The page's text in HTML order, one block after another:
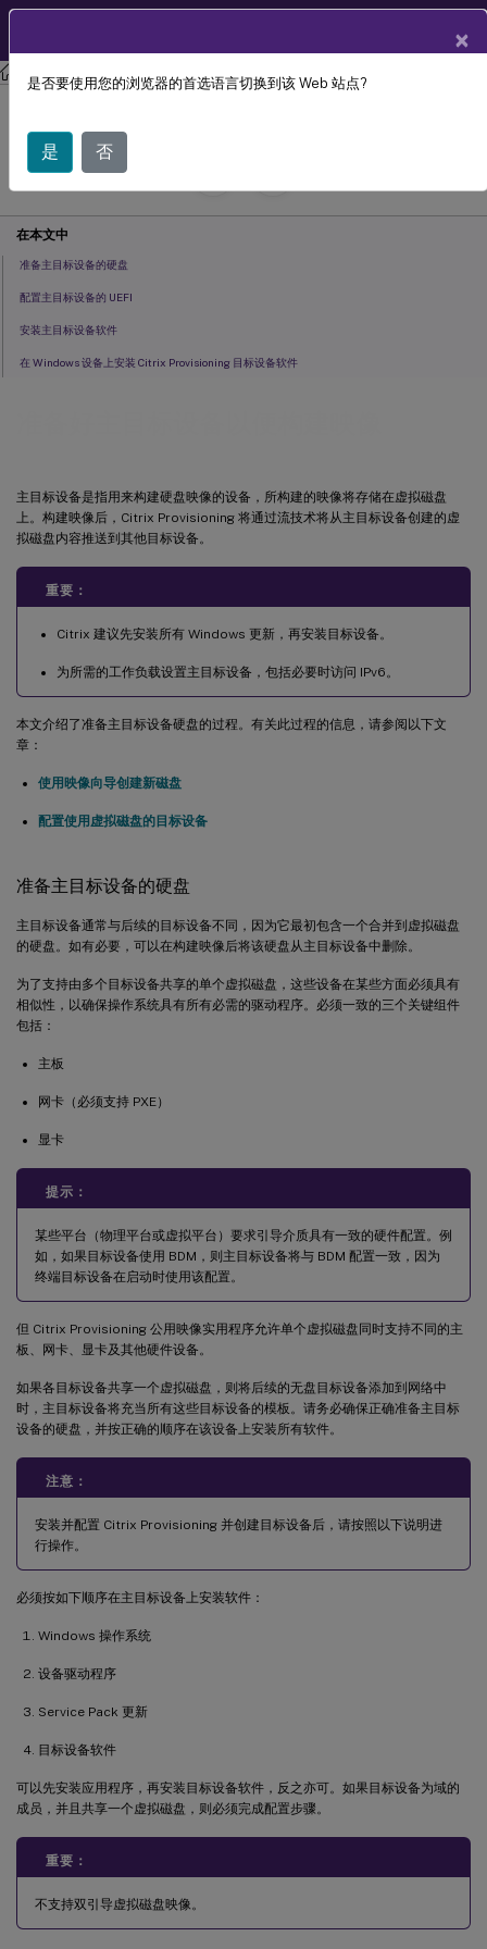
Citrix Provisioning Citrix Provisioning 2402 LTSR
主目标设备是指用来构建硬盘映像的设备，所构建的映像将存储在虚拟磁盘
上。构建映像后，Citrix Provisioning 将通过流技术将从主目标设备创建的虚
拟磁盘内容推送到其他目标设备。
重要：
Citrix 建议先安装所有 Windows 更新，再安装目标设备。
为所需的工作负载设置主目标设备，包括必要时访问 IPv6。
本文介绍了准备主目标设备硬盘的过程。有关此过程的信息，请参阅以下文
章：
使用映像向导创建新磁盘
配置使用虚拟磁盘的目标设备
准备主目标设备的硬盘
主目标设备通常与后续的目标设备不同，因为它最初包含一个合并到虚拟磁盘
的硬盘。如有必要，可以在构建映像后将该硬盘从主目标设备中删除。
为了支持由多个目标设备共享的单个虚拟磁盘，这些设备在某些方面必须具有
相似性，以确保操作系统具有所有必需的驱动程序。必须一致的三个关键组件
包括：
主板
网卡（必须支持 PXE）
显卡
提示：
某些平台（物理平台或虚拟平台）要求引导介质具有一致的硬件配置。例
如，如果目标设备使用 BDM，则主目标设备将与 BDM 配置一致，因为
终端目标设备在启动时使用该配置。
但 Citrix Provisioning 公用映像实用程序允许单个虚拟磁盘同时支持不同的主
板、网卡、显卡及其他硬件设备。
如果各目标设备共享一个虚拟磁盘，则将后续的无盘目标设备添加到网络中
时，主目标设备将充当所有这些目标设备的模板。请务必确保正确准备主目标
设备的硬盘，并按正确的顺序在该设备上安装所有软件。
注意：
安装并配置 Citrix Provisioning 并创建目标设备后，请按照以下说明进
行操作。
必须按如下顺序在主目标设备上安装软件：
Windows 操作系统
设备驱动程序
Service Pack 更新
目标设备软件
可以先安装应用程序，再安装目标设备软件，反之亦可。如果目标设备为域的
成员，并且共享一个虚拟磁盘，则必须完成配置步骤。
重要：
不支持双引导虚拟磁盘映像。
准备好主目标设备以便构建映像
July 29, 2024
C
在本文中
准备主目标设备的硬盘
配置主目标设备的 UEFI
安装主目标设备软件
在 Windows 设备上安装 Citrix Provisioning 目标设备软件
×
是否要使用您的浏览器的首选语言切换到该 Web 站点?
是 否